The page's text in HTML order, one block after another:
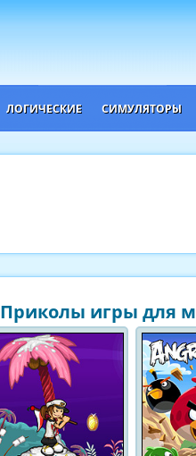
ЛОГИЧЕСКИЕ СИМУЛЯТОРЫ
Приколы игры для